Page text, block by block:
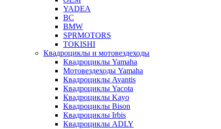
YADEA
BC
BMW
SPRMOTORS
TOKISHI
Квадроциклы и мотовездеходы
Квадроциклы Yamaha
Мотовездеходы Yamaha
Квадроциклы Avantis
Квадроциклы Yacota
Квадроциклы Kayo
Квадроциклы Bison
Квадроциклы Irbis
Квадроциклы ADLY